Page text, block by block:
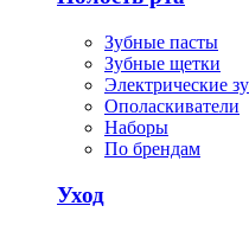
Зубные пасты
Зубные щетки
Электрические
Ополаскиватели
Наборы
По брендам
Уход